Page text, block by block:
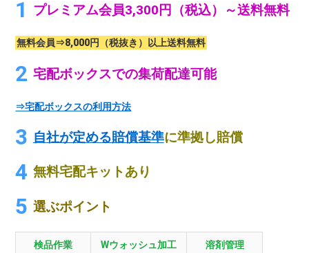
プレミアム会員3,300円（税込）～送料無料
無料会員⇒8,000円（税抜き）以上送料無料
宅配ボックスでの集荷配達可能
⇒宅配ボックスの利用方法
自社が定める賠償基準に準拠し賠償
無料宅配キットあり
選ぶポイント
検品作業 Wウォッシュ加工 溶剤管理